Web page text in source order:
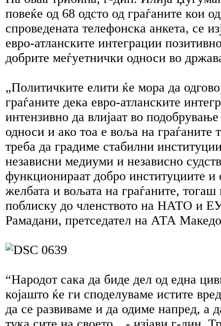
повеќе од 68 одсто од граѓаните кои
спроведената телефонска анкета, се
евро-атланските интеграции
добрите меѓуетнички односи во
„Политичките елити ќе мора да
граѓаните дека евро-атланските
интензивно да влијаат во
односи и ако тоа е воља на граѓаните
треба да градиме стабилни
независни медиуми и независно
функционираат добро институциите и
желбата и вољата на граѓаните,
поблиску до членството на НАТО и
Рамадани, претседател на АТА
“Народот сака да биде дел од една
којашто ќе ги споделуваме истите
да се развиваме и да одиме напред, а